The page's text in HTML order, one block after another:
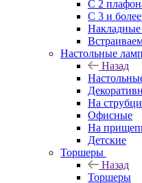
С 2
С 3 и
Настольные
Назад
На
Офисные
На
Детские
Торшеры
Назад
Торшеры